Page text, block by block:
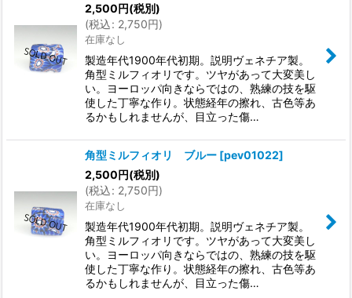
2,500円(税別)
(税込: 2,750円)
在庫なし
製造年代1900年代初期。説明ヴェネチア製。
角型ミルフィオリです。ツヤがあって大変美し
い。ヨーロッパ向きならではの、熟練の技を駆
使した丁寧な作り。状態経年の擦れ、古色等あ
るかもしれませんが、目立った傷…
角型ミルフィオリ ブルー [pev01022]
2,500円(税別)
(税込: 2,750円)
在庫なし
製造年代1900年代初期。説明ヴェネチア製。
角型ミルフィオリです。ツヤがあって大変美し
い。ヨーロッパ向きならではの、熟練の技を駆
使した丁寧な作り。状態経年の擦れ、古色等あ
るかもしれませんが、目立った傷…